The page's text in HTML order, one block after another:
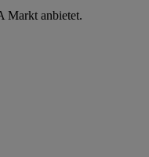
Markt anbietet.